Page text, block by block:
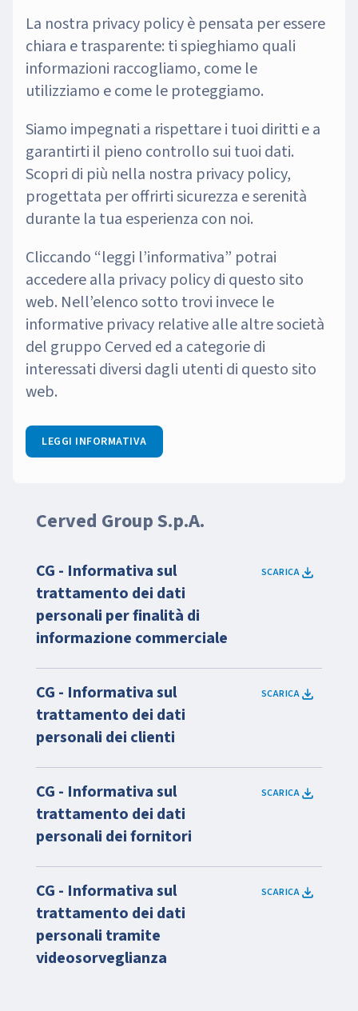
La nostra privacy policy è pensata per essere
chiara e trasparente: ti spieghiamo quali
informazioni raccogliamo, come le
utilizziamo e come le proteggiamo.
Siamo impegnati a rispettare i tuoi diritti e a
garantirti il pieno controllo sui tuoi dati.
Scopri di più nella nostra privacy policy,
progettata per offrirti sicurezza e serenità
durante la tua esperienza con noi.
Cliccando “leggi l’informativa” potrai
accedere alla privacy policy di questo sito
web. Nell’elenco sotto trovi invece le
informative privacy relative alle altre società
del gruppo Cerved ed a categorie di
interessati diversi dagli utenti di questo sito
web.
LEGGI INFORMATIVA
Cerved Group S.p.A.
CG - Informativa sul
trattamento dei dati
personali per finalità di
informazione commerciale
SCARICA
CG - Informativa sul
trattamento dei dati
personali dei clienti
SCARICA
CG - Informativa sul
trattamento dei dati
personali dei fornitori
SCARICA
CG - Informativa sul
trattamento dei dati
personali tramite
videosorveglianza
SCARICA